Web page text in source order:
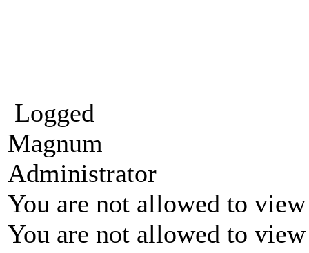
Logged
Magnum
Administrator
You are not allowed to
You are not allowed to